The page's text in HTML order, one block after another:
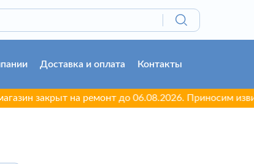
Доставка и оплата Контакты
на ремонт до 06.08.2026. Приносим извинения